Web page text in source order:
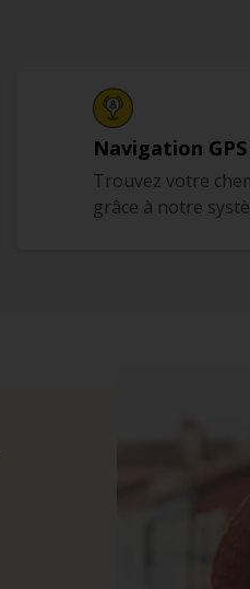
Navigation GPS
Trouvez votre
grâce à notre